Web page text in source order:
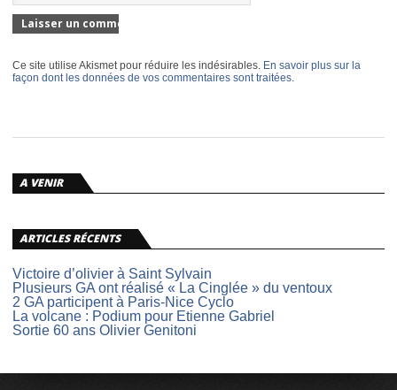
Ce site utilise Akismet pour réduire les indésirables. En savoir plus sur la
façon dont les données de vos commentaires sont traitées.
A VENIR
ARTICLES RÉCENTS
Victoire d’olivier à Saint Sylvain
Plusieurs GA ont réalisé « La Cinglée » du ventoux
2 GA participent à Paris-Nice Cyclo
La volcane : Podium pour Etienne Gabriel
Sortie 60 ans Olivier Genitoni